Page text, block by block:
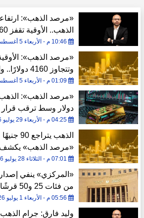
«مرصد الذهب»:
المحلية تتداول بخصم 35 جنيهًا
10:46 م - الأربعاء 5 أغسطس 2026
وتتجاوز 4160
مكاسب السوق المحلية
01:09 م - الأربعاء 5 أغسطس 2026
دولار وسط ترقب قرار
04:25 م - الأربعاء 29 يوليو 2026
الذهب
المرصعة بالأحجار في
07:01 م - الثلاثاء 28 يوليو 2026
«المركزي» ينفي
من فئات 25 و50 قرشًا
05:56 م - الأربعاء 1 يوليو 2026